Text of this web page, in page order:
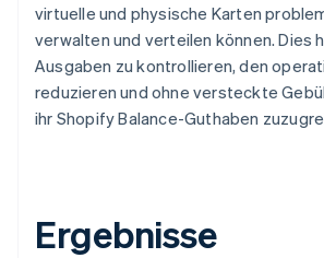
virtuelle und physische Karten
verwalten und verteilen können. Dies
Ausgaben zu kontrollieren, den
reduzieren und ohne versteckte
ihr Shopify Balance-Guthaben
Ergebnisse